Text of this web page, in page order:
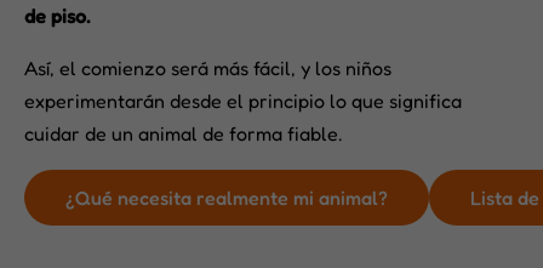
de piso.
Así, el comienzo será más fácil, y los niños
experimentarán desde el principio lo que significa
cuidar de un animal de forma fiable.
¿Qué necesita realmente mi animal? Lista